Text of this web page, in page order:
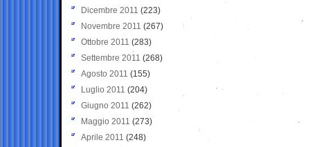
Dicembre 2011 (223)
Novembre 2011 (267)
Ottobre 2011 (283)
Settembre 2011 (268)
Agosto 2011 (155)
Luglio 2011 (204)
Giugno 2011 (262)
Maggio 2011 (273)
Aprile 2011 (248)